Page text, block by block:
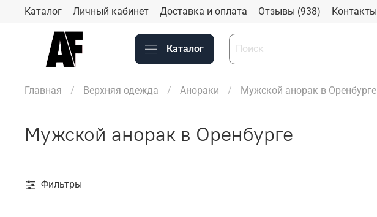
Каталог Личный кабинет Доставка и оплата Отзывы (938) Контакты
Каталог
Главная Верхняя одежда Анораки Мужской анорак в Оренбурге
Мужской анорак в Оренбурге
Фильтры